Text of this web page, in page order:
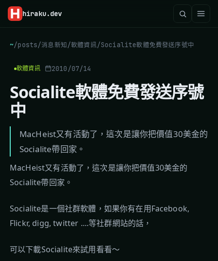
hiraku.dev
~/posts/消息新知/軟體資訊/Socialite軟體免費發送序號中
軟體資訊 2010/07/14
Socialite軟體免費發送序號
中
MacHeist又有活動了，這次是讓你把價值30美金的
Socialite帶回家。
MacHeist又有活動了，這次是讓你把價值30美金的
Socialite帶回家。
Socialite是一個社群軟體，如果你有在用Facebook,
Flickr, digg, twitter ....等社群網站的話，
可以下載Socialite來試用看看～